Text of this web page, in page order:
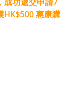
HK$500 惠康購